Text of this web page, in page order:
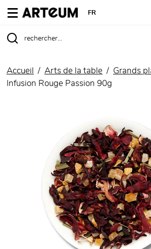
ARTEUM, la référence des
FR
Accueil Arts de la table
Grands
Infusion Rouge Passion 90g